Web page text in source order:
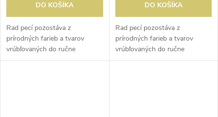
DO KOŠÍKA
Rad pecí pozostáva z
prírodných farieb a tvarov
vrúbľovaných do ručne
vyrábaného porcelánu.
DO KOŠÍKA
Rad pecí pozostáva z
prírodných farieb a tvarov
vrúbľovaných do ručne
vyrábaného porcelánu.